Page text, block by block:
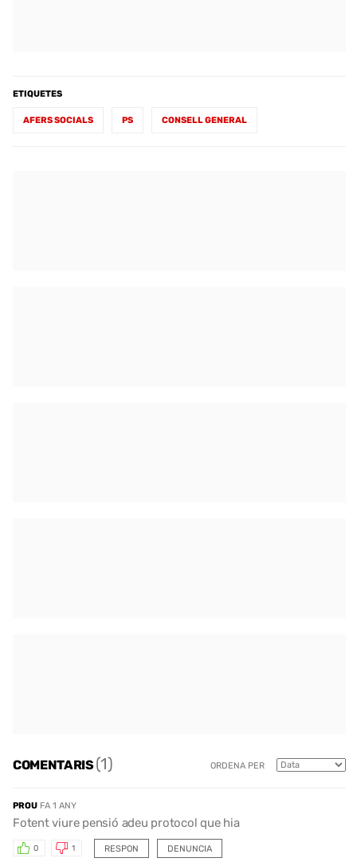
ETIQUETES
AFERS SOCIALS PS CONSELL GENERAL
COMENTARIS(1) ORDENA PER
PROU FA 1 ANY
Fotent viure pensió adeu protocol que hia
RESPON
0 1 DENUNCIA